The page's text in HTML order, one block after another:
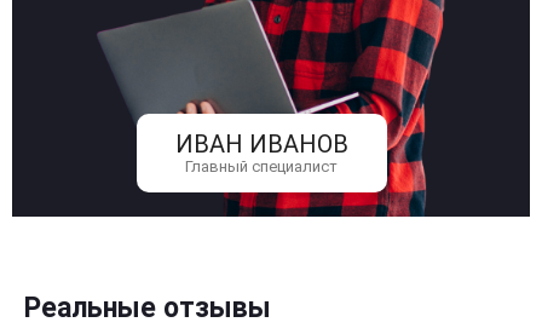
ИВАН ИВАНОВ
Главный специалист
Реальные отзывы